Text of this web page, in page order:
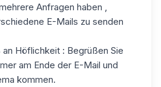
Anfragen haben ,
E-Mails zu senden
Höflichkeit : Begrüßen Sie
am Ende der E-Mail und
kommen.